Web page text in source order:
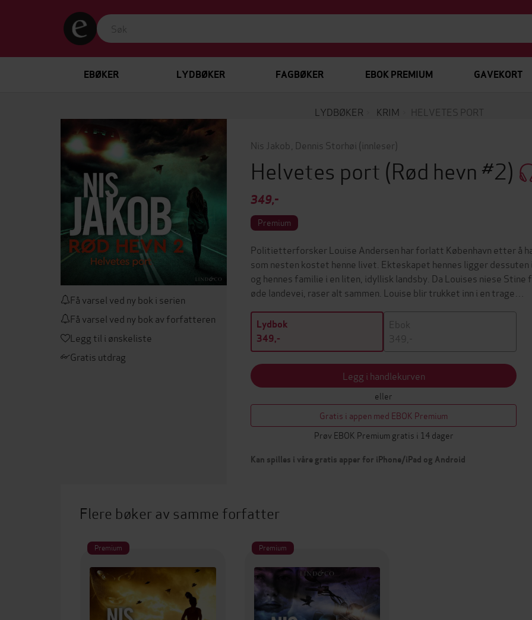
EBØKER LYDBØKER FAGBØKER EBOK PREMIUM GAVEKORT
LYDBØKER KRIM HELVETES PORT
Få varsel ved ny bok i serien
Få varsel ved ny bok av forfatteren
Legg til i ønskeliste
Gratis utdrag
Nis Jakob Dennis Storhøi (innleser)
Helvetes port (Rød hevn #2)
349,-
Premium
Politietterforsker Louise Andersen har forlatt København etter å
som nesten kostet henne livet. Ekteskapet hennes ligger dessuten
og hennes familie i en liten, idyllisk landsby. Da Louises niese Stine
øde landevei, raser alt sammen. Louise blir trukket inn i en trage…
Lydbok
349,-
Ebok
349,-
Legg i handlekurven
eller
Gratis i appen med EBOK Premium
Prøv EBOK Premium gratis i 14 dager
Kan spilles i våre gratis apper for iPhone/iPad og Android
Flere bøker av samme forfatter
Premium Premium